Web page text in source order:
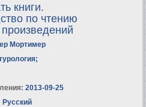
книги.
по чтению
Мортимер
;
2013-09-25
Русский